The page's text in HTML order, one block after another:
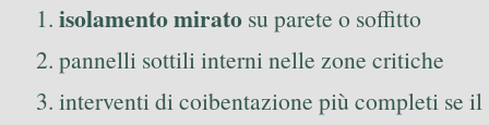
isolamento mirato su parete o soffitto
pannelli sottili interni nelle zone critiche
interventi di coibentazione più completi se il